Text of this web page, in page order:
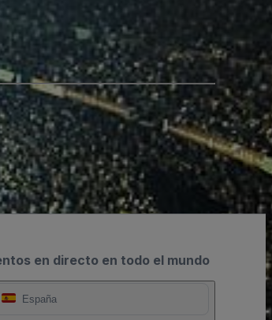
en directo en todo el mundo
España